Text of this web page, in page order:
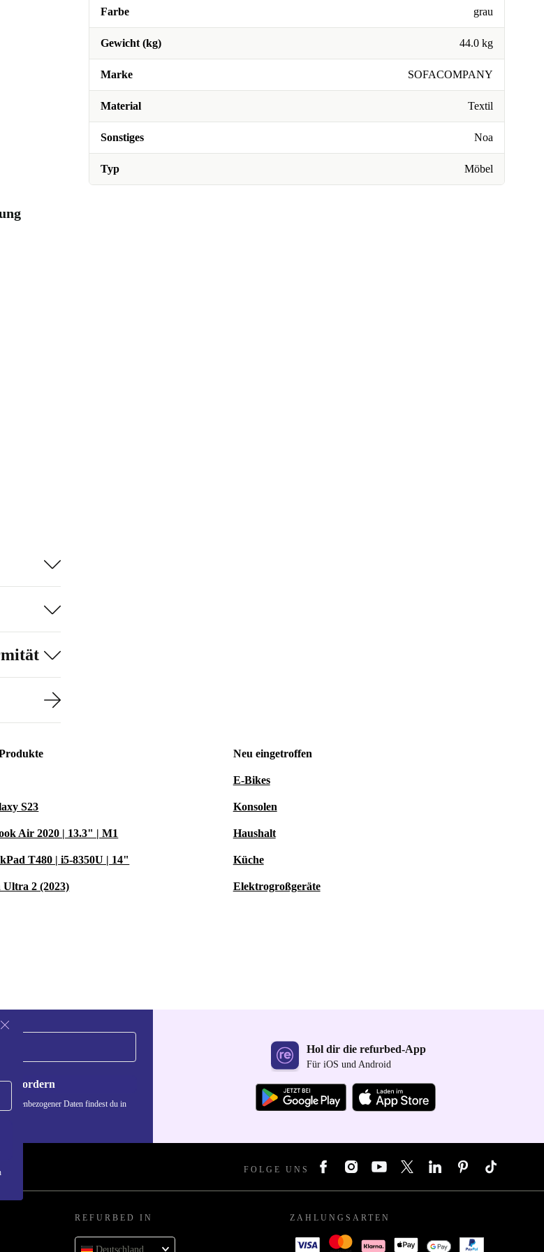
Farbe grau
Gewicht (kg) 44.0 kg
Marke SOFACOMPANY
Material Textil
Sonstiges Noa
Typ Möbel
S23
Air 2020 | 13.3" | M1
T480 | i5-8350U | 14"
Ultra 2 (2023)
Neu eingetroffen
E-Bikes
Konsolen
Haushalt
Küche
Elektrogroßgeräte
anfordern
Daten findest du in
Hol dir die refurbed-App
Für iOS und Android
FOLGE UNS
REFURBED IN
Deutschland
ZAHLUNGSARTEN